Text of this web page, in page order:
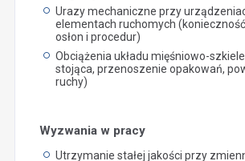
Urazy mechaniczne przy
elementach ruchomych
osłon i procedur)
Obciążenia układu mięśniowo-
stojąca, przenoszenie opakowań,
ruchy)
Wyzwania w pracy
Utrzymanie stałej jakości przy